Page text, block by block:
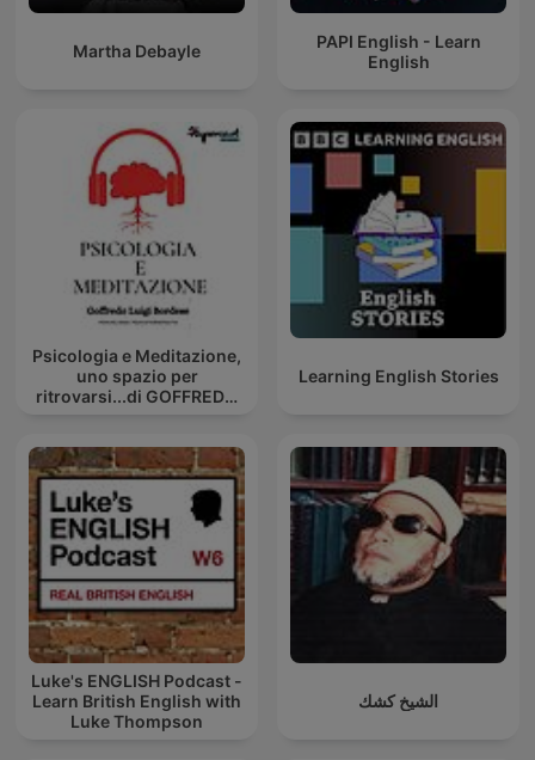
Martha Debayle
PAPI English - Learn
English
Psicologia e Meditazione,
uno spazio per
ritrovarsi...di GOFFREDO
Learning English Stories
Luke's ENGLISH Podcast -
Learn British English with
Luke Thompson
الشيخ كشك